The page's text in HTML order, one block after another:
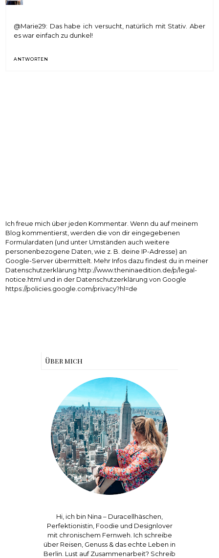
@Marie29: Das habe ich versucht, natürlich mit Stativ. Aber
es war einfach zu dunkel!
ANTWORTEN
Ich freue mich über jeden Kommentar. Wenn du auf meinem
Blog kommentierst, werden die von dir eingegebenen
Formulardaten (und unter Umständen auch weitere
personenbezogene Daten, wie z. B. deine IP-Adresse) an
Google-Server übermittelt. Mehr Infos dazu findest du in meiner
Datenschutzerklärung http://www.theninaedition.de/p/legal-
notice.html und in der Datenschutzerklärung von Google
https://policies.google.com/privacy?hl=de
Über mich
Hi, ich bin Nina – Duracellhäschen,
Perfektionistin, Foodie und Designlover
mit chronischem Fernweh. Ich schreibe
über Reisen, Genuss & das echte Leben in
Berlin. Lust auf Zusammenarbeit? Schreib